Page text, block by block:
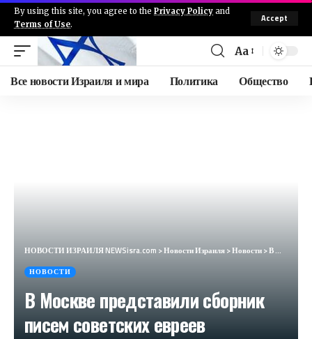
By using this site, you agree to the Privacy Policy and
Terms of Use.
Accept
Aa
Все новости Израиля и мира Политика Общество
НОВОСТИ ИЗРАИЛЯ NEWSisra.com >Новости Израиля>Новости>В Москве представили сборник писем советских евреев
НОВОСТИ
В Москве представили сборник
писем советских евреев